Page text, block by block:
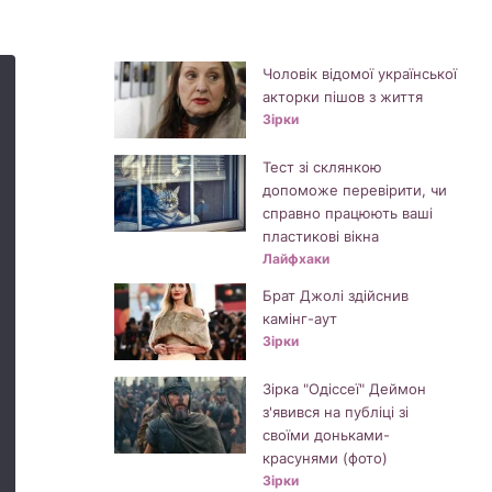
Чоловік відомої української
акторки пішов з життя
Зірки
Тест зі склянкою
допоможе перевірити, чи
справно працюють ваші
пластикові вікна
Лайфхаки
Брат Джолі здійснив
камінг-аут
Зірки
Зірка "Одіссеї" Деймон
з'явився на публіці зі
своїми доньками-
красунями (фото)
Зірки